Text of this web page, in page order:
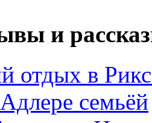
и
отдых в
семьёй